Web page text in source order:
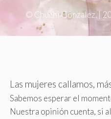
© Chuchi Gonzalez.|
Las mujeres callamos,
Sabemos esperar el
Nuestra opinión cuenta, si